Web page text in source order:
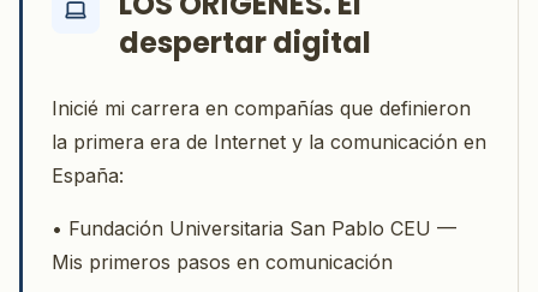
despertar digital
Inicié mi carrera en compañías que definieron
la primera era de Internet y la comunicación en
España:
• Fundación Universitaria San Pablo CEU —
Mis primeros pasos en comunicación